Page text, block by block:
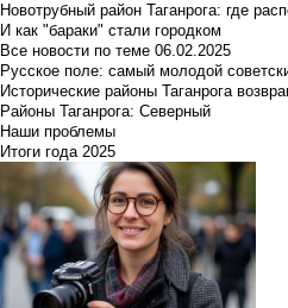
Новотрубный район Таганрога: где
И как "бараки" стали городком
Все новости по теме 06.02.2025
Русское поле: самый молодой
Исторические районы Таганрога
Районы Таганрога: Северный
Наши проблемы
Итоги года 2025